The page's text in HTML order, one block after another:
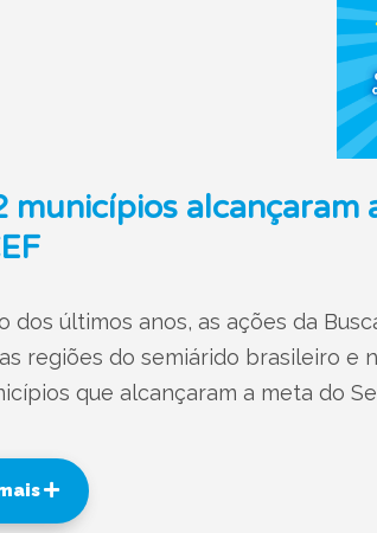
municípios alcançaram
dos últimos anos, as ações da
regiões do semiárido brasileiro e
que alcançaram a meta do